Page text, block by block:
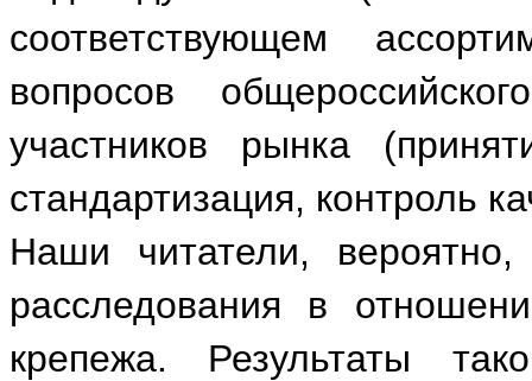
соответствующем
вопросов
участников рынка
стандартизация, контроль
Наши читатели,
расследования в
крепежа. Результаты